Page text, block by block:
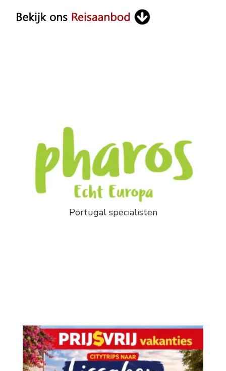
Portugal specialisten